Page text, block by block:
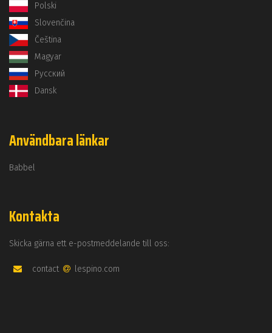
Polski
Slovenčina
Čeština
Magyar
Русский
Dansk
Användbara länkar
Babbel
Kontakta
Skicka gärna ett e-postmeddelande till oss:
contact lespino.com